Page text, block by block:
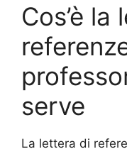
Cos’è
serve
La lettera di